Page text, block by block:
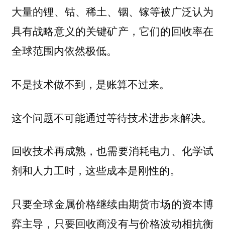
大量的锂、钴、稀土、铟、镓等被广泛认为
具有战略意义的关键矿产，它们的回收率在
全球范围内依然极低。
不是技术做不到，是账算不过来。
这个问题不可能通过等待技术进步来解决。
回收技术再成熟，也需要消耗电力、化学试
剂和人力工时，这些成本是刚性的。
只要全球金属价格继续由期货市场的资本博
弈主导，只要回收商没有与价格波动相抗衡